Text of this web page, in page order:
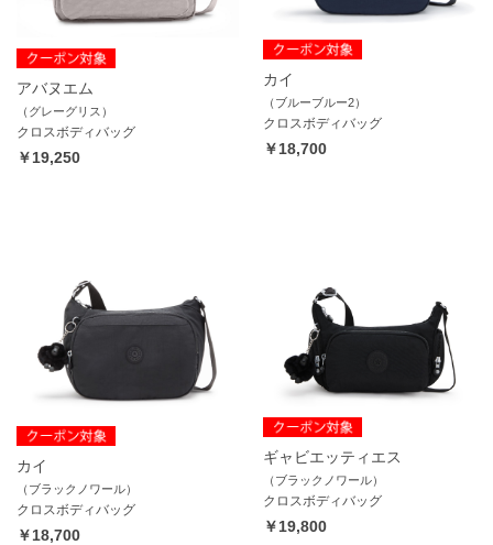
アバヌエム
（グレーグリス）
クロスボディバッグ
￥19,250
カイ
（ブルーブルー2）
クロスボディバッグ
￥18,700
カイ
（ブラックノワール）
クロスボディバッグ
￥18,700
ギャビエッティエス
（ブラックノワール）
クロスボディバッグ
￥19,800